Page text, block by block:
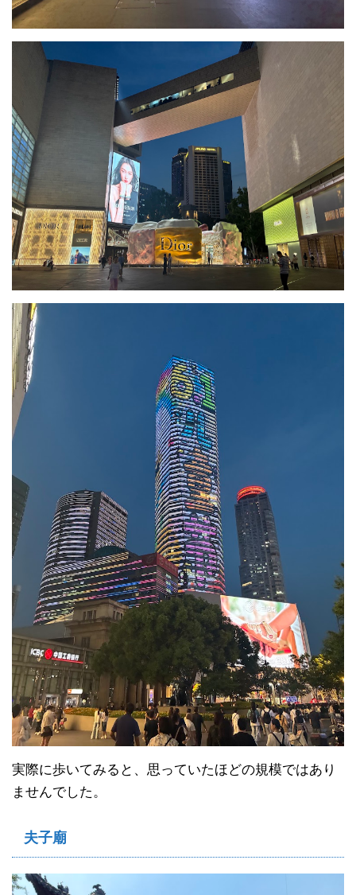
実際に歩いてみると、思っていたほどの規模ではあり
ませんでした。
夫子廟